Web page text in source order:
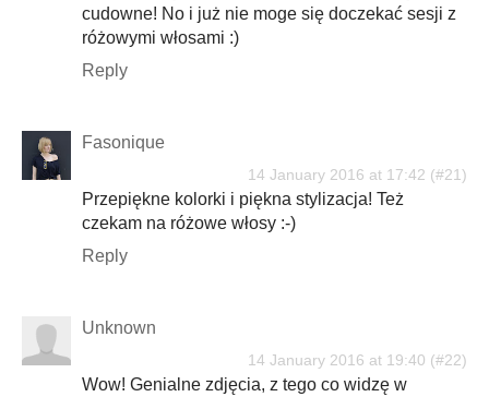
cudowne! No i już nie moge się doczekać sesji z
różowymi włosami :)
Reply
Fasonique
14 January 2016 at 17:42
Przepiękne kolorki i piękna stylizacja! Też
czekam na różowe włosy :-)
Reply
Unknown
14 January 2016 at 19:40
Wow! Genialne zdjęcia, z tego co widzę w